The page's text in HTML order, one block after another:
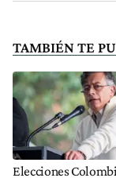
TAMBIÉN TE
Elecciones